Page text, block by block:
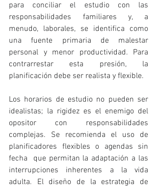
para conciliar el estudio con las
responsabilidades familiares y, a
menudo, laborales, se identifica como
una fuente primaria de malestar
personal y menor productividad. Para
contrarrestar esta presión, la
planificación debe ser realista y flexible.
Los horarios de estudio no pueden ser
idealistas; la rigidez es el enemigo del
opositor con responsabilidades
complejas. Se recomienda el uso de
planificadores flexibles o agendas sin
fecha  que permitan la adaptación a las
interrupciones inherentes a la vida
adulta. El diseño de la estrategia de